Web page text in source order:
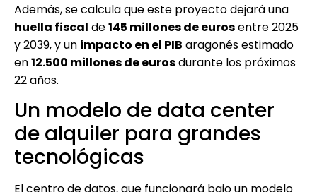
Además, se calcula que este proyecto dejará una
huella fiscal de145 millones de eurosentre 2025
y 2039, y un impacto en el PIB aragonés estimado
en12.500 millones de eurosdurante los próximos
22 años.
Un modelo de data center
de alquiler para grandes
tecnológicas